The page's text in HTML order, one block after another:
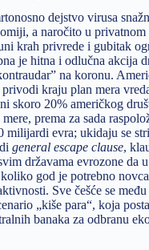
dejstvo virusa
a naročito u
krah privrede i gubitak
je hitna i odlučna akcija
na koronu.
kraju plan mera
skoro 20% američkog
prema za sada
milijardi evra; ukidaju se
general escape clause,
državama evrozone da
god je potrebno
Sve češće se
„kiše para“, koja
banaka za odbranu